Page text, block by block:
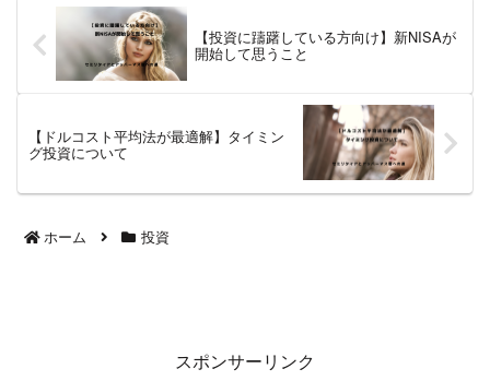
今の会社は中途採用で入社し、当
初は持株会をやっていませんでし
た...
【投資に躊躇している方向け】新NISAが
開始して思うこと
【ドルコスト平均法が最適解】タイミン
グ投資について
ホーム 投資
スポンサーリンク